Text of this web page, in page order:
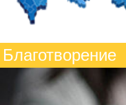
Благотворение